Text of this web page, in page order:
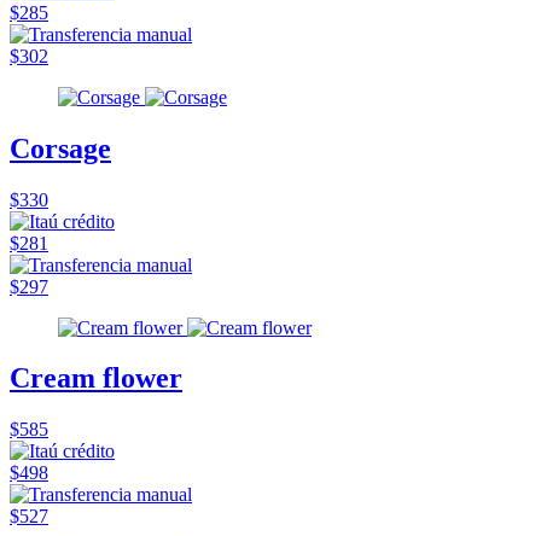
$285
$302
Corsage
$330
$281
$297
Cream flower
$585
$498
$527